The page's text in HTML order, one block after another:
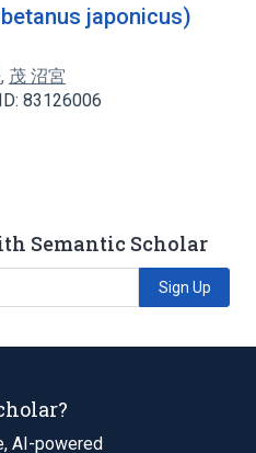
japonicus)
, 茂 沼宮
83126006
Semantic Scholar
Sign Up
AI-powered